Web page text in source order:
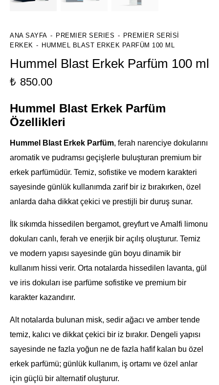
ANA SAYFA PREMIER SERIES
PREMIER SERISI
ERKEK
HUMMEL BLAST ERKEK PARFÜM 100 ML
Hummel Blast Erkek Parfüm 100 ml
₺ 850.00
Hummel Blast Erkek Parfüm
Özellikleri
Hummel Blast Erkek Parfüm, ferah narenciye dokularını
aromatik ve pudramsı geçişlerle buluşturan premium bir
erkek parfümüdür. Temiz, sofistike ve modern karakteri
sayesinde günlük kullanımda zarif bir iz bırakırken, özel
anlarda daha dikkat çekici ve prestijli bir duruş sunar.
İlk sıkımda hissedilen bergamot, greyfurt ve Amalfi limonu
dokuları canlı, ferah ve enerjik bir açılış oluşturur. Temiz
ve modern yapısı sayesinde gün boyu dinamik bir
kullanım hissi verir. Orta notalarda hissedilen lavanta, gül
ve iris dokuları ise parfüme sofistike ve premium bir
karakter kazandırır.
Alt notalarda bulunan misk, sedir ağacı ve amber tende
temiz, kalıcı ve dikkat çekici bir iz bırakır. Dengeli yapısı
sayesinde ne fazla yoğun ne de fazla hafif kalan bu özel
erkek parfümü; günlük kullanım, iş ortamı ve özel anlar
için güçlü bir alternatif oluşturur.